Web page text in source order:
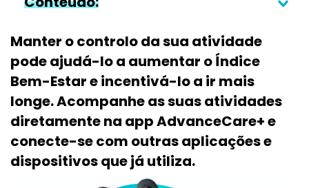
Manter o controlo da sua atividade
pode ajudá-lo a aumentar o Índice
Bem-Estar e incentivá-lo a ir mais
longe. Acompanhe as suas atividades
diretamente na app AdvanceCare+ e
conecte-se com outras aplicações e
dispositivos que já utiliza.